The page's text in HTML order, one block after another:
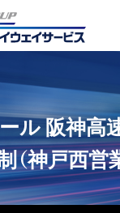
営業拠点
会社案内・実績紹介
ル 阪神高
（神戸西営